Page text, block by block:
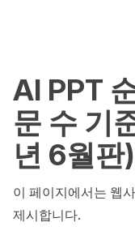
AI PPT
문 수 기
년 6월판)
이 페이지에서는 웹
제시합니다.